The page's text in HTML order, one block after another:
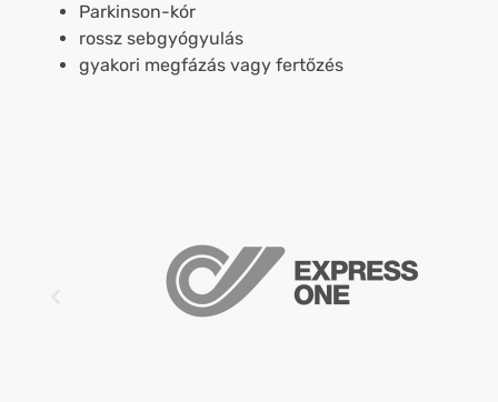
Parkinson-kór
rossz sebgyógyulás
gyakori megfázás vagy fertőzés